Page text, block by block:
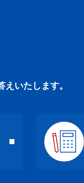
いたします。